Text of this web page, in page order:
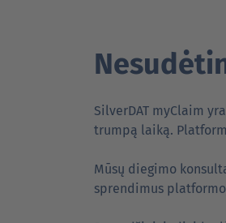
SilverDAT myClaim
trumpą laiką.
Mūsų diegimo
sprendimus